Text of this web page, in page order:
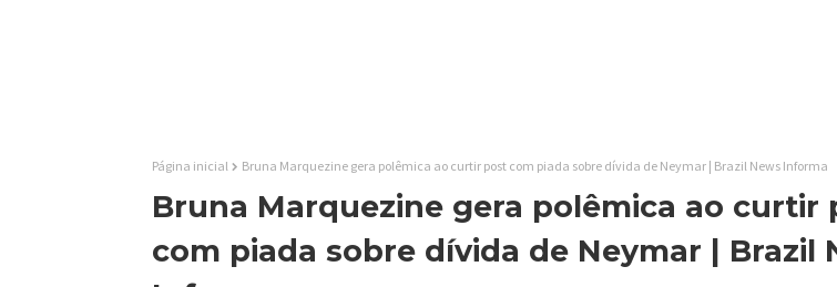
Página inicial Bruna Marquezine gera polêmica ao curtir post com piada sobre dívida de Neymar | Brazil News Informa
Bruna Marquezine gera polêmica ao curtir
com piada sobre dívida de Neymar | Brazil